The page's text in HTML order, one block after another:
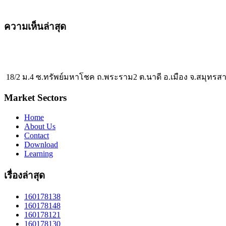
ความเห็นล่าสุด
18/2 ม.4 ซ.ทรัพย์มหาโชค ถ.พระราม2 ต.นาดี อ.เมือง จ.สมุทรส
Market Sectors
Home
About Us
Contact
Download
Learning
เรื่องล่าสุด
160178138
160178148
160178121
160178130